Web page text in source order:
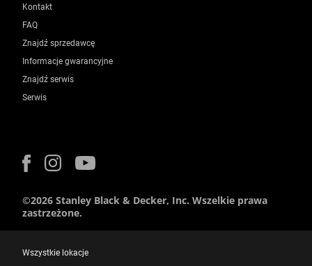
Kontakt
FAQ
Znajdź sprzedawcę
Informacje gwarancyjne
Znajdź serwis
Serwis
©2026 Stanley Black & Decker, Inc. Wszelkie prawa
zastrzeżone.
Wszystkie lokacje